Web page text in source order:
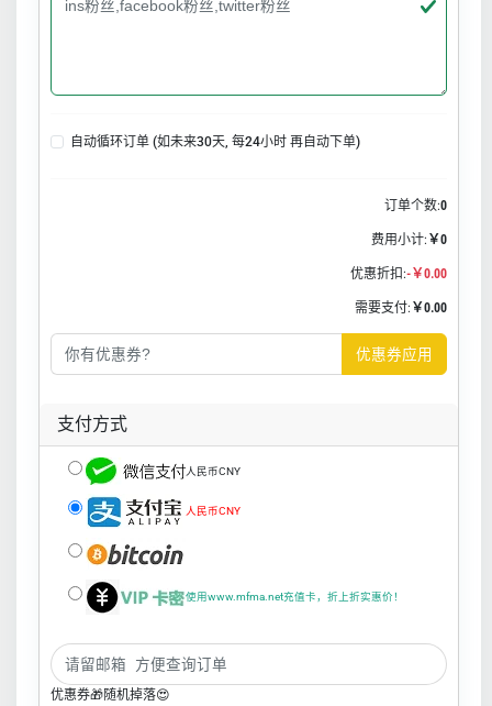
自动循环订单 (如未来30天, 每24小时 再自动下单)
订单个数:0
费用小计: ￥0
优惠折扣:-￥0.00
需要支付: ￥0.00
优惠券应用
支付方式
人民币CNY
人民币CNY
使用www.mfma.net充值卡，折上折实惠价！
优惠券🎁随机掉落😍